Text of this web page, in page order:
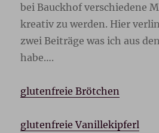
bei Bauckhof verschiedene
kreativ zu werden. Hier
zwei Beiträge was ich aus
habe….
glutenfreie Brötchen
glutenfreie Vanillekipferl